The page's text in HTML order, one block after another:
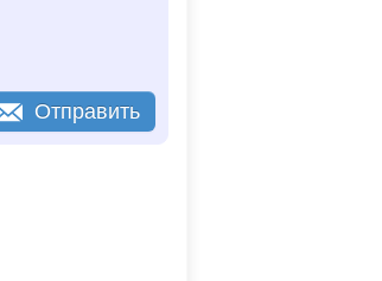
Отправить